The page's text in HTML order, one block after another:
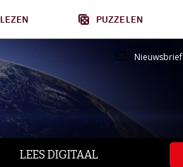
PUZZELEN
Nieuwsbrief
LEES DIGITAAL